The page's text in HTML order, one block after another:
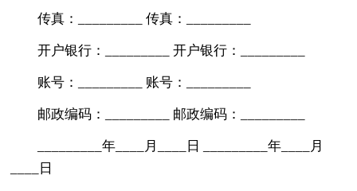
传真：_________ 传真：_________
开户银行：_________ 开户银行：_________
账号：_________ 账号：_________
邮政编码：_________ 邮政编码：_________
_________年____月____日 _________年____月
____日